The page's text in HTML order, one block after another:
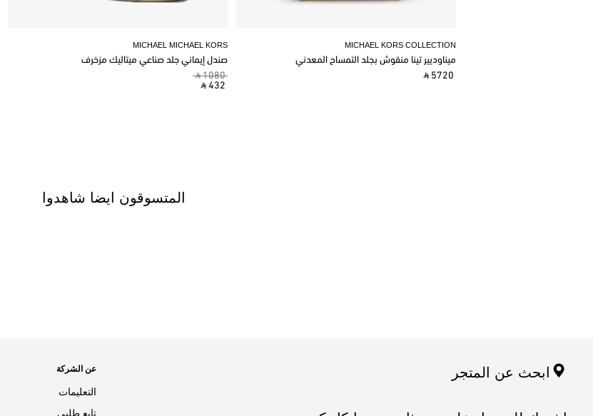
MICHAEL MICHAEL KORS
صندل إيماني جلد صناعي ميتاليك مزخرف
‎ ⃁ 1080 ‎
‎ ⃁ 432 ‎
MICHAEL KORS COLLECTION
ميناوديير تينا منقوش بجلد التمساح المعدني
‎ ⃁ 5720 ‎
المتسوقون ايضا شاهدوا
ابحث عن المتجر عن الشركة
التعليمات
تابع طلبي